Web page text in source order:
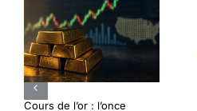
Cours de l’or : l’once